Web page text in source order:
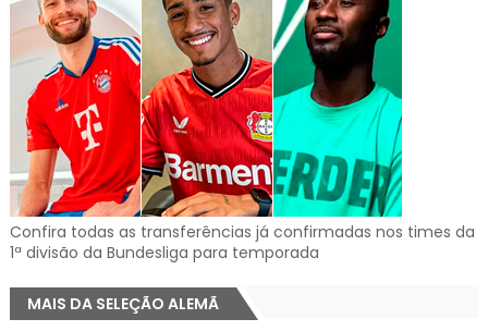
Confira todas as transferências já confirmadas nos times da
1ª divisão da Bundesliga para temporada
MAIS DA SELEÇÃO ALEMÃ